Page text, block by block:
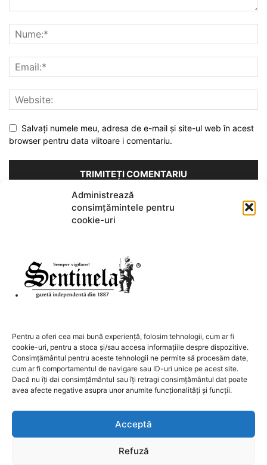
Administrează
consimțămintele pentru
cookie-uri
Pentru a oferi cea mai bună experiență, folosim tehnologii, cum ar fi
cookie-uri, pentru a stoca și/sau accesa informațiile despre dispozitive.
Consimțământul pentru aceste tehnologii ne permite să procesăm date,
cum ar fi comportamentul de navigare sau ID-uri unice pe acest site.
Dacă nu îți dai consimțământul sau îți retragi consimțământul dat poate
avea afecte negative asupra unor anumite funcționalități și funcții.
Acceptă
Refuză
Salvați numele meu, adresa de e-mail și site-ul web în acest
browser pentru data viitoare i comentariu.
Acest site folosește Akismet pentru a reduce spamul.
Află cum
sunt procesate datele comentariilor tale
Contactați-ne: redactia@sentinela.ro
URMAȚI-NE